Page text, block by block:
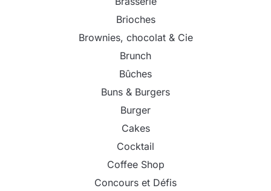
Brioches
Brownies, chocolat & Cie
Brunch
Bûches
Buns & Burgers
Burger
Cakes
Cocktail
Coffee Shop
Concours et Défis